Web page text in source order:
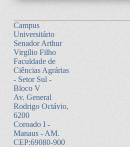
Campus
Universitário
Senador Arthur
Virgílio Filho
Faculdade de
Ciências Agrárias
- Setor Sul -
Bloco V
Av. General
Rodrigo Octávio,
6200
Coroado I -
Manaus - AM.
CEP:69080-900